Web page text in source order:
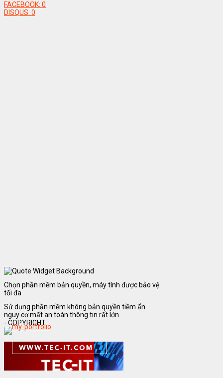
FACEBOOK: 0
DISQUS: 0
Chọn phần mềm bản quyền, máy tính được bảo vệ
tối đa
Sử dụng phần mềm không bản quyền tiềm ẩn
nguy cơ mất an toàn thông tin rất lớn.
- COPYRIGHT